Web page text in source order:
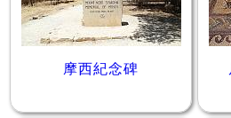
摩西紀念碑